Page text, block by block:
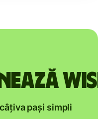
pași simpli